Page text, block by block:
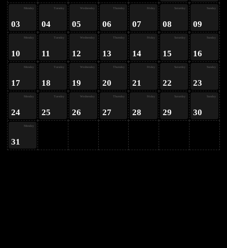
Monday
03
Tuesday
04
Wednesday
05
Thursday
06
Friday
07
Saturday
08
Sunday
09
Monday
10
Tuesday
11
Wednesday
12
Thursday
13
Friday
14
Saturday
15
Sunday
16
Monday
17
Tuesday
18
Wednesday
19
Thursday
20
Friday
21
Saturday
22
Sunday
23
Monday
24
Tuesday
25
Wednesday
26
Thursday
27
Friday
28
Saturday
29
Sunday
30
Monday
31